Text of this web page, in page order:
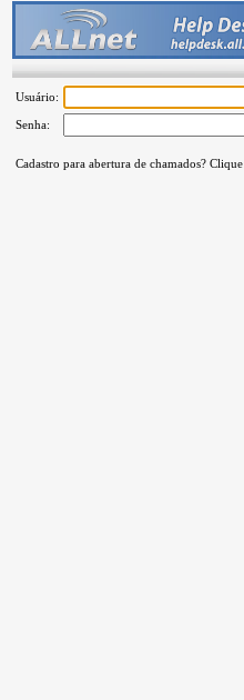
Usuário:
Senha:
Cadastro para abertura de chamados? Clique